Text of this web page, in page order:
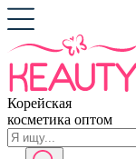
Корейская
косметика оптом